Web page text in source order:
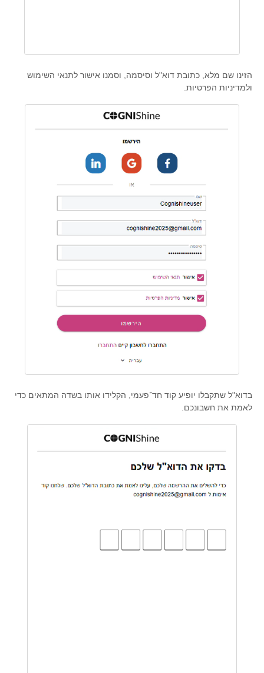
הזינו שם מלא, כתובת דוא"ל וסיסמה, וסמנו אישור לתנאי השימוש
ולמדיניות הפרטיות.
בדוא"ל שתקבלו יופיע קוד חד־פעמי, הקלידו אותו בשדה המתאים כדי
לאמת את חשבונכם.